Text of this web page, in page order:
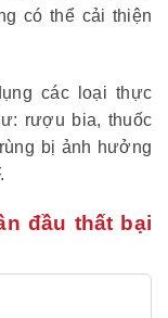
có thể cải thiện
các loại thực
rượu bia, thuốc
bị ảnh hưởng
đầu thất bại